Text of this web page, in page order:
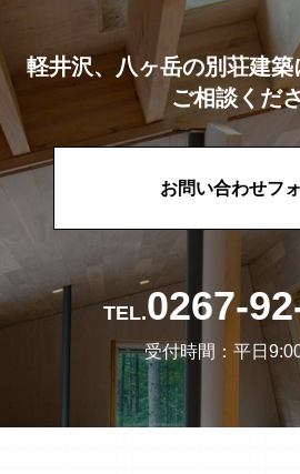
軽井沢、八ヶ岳の別荘建
ご相談くだ
お問い合わせフ
TEL.0267-
受付時間：平日